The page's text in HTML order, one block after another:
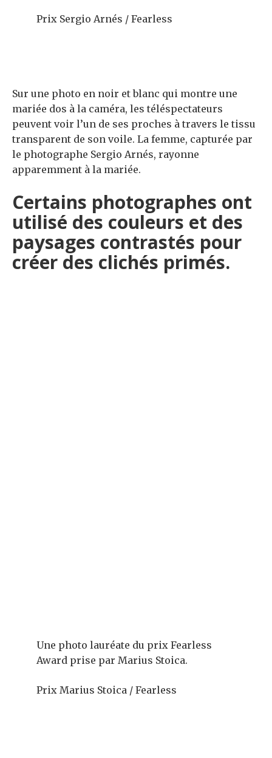
Prix ​​Sergio Arnés / Fearless
Sur une photo en noir et blanc qui montre une
mariée dos à la caméra, les téléspectateurs
peuvent voir l’un de ses proches à travers le tissu
transparent de son voile. La femme, capturée par
le photographe Sergio Arnés, rayonne
apparemment à la mariée.
Certains photographes ont
utilisé des couleurs et des
paysages contrastés pour
créer des clichés primés.
Une photo lauréate du prix Fearless
Award prise par Marius Stoica.
Prix ​​Marius Stoica / Fearless